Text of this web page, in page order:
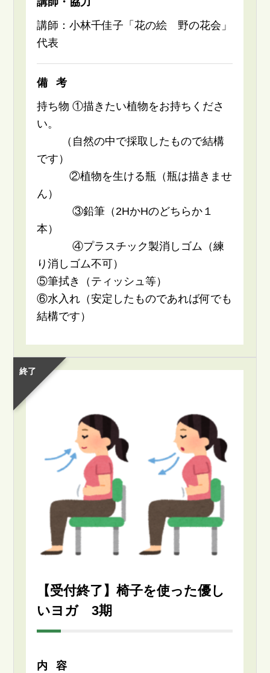
講師：小林千佳子「花の絵 野の花会」
代表
備考
持ち物 ①描きたい植物をお持ちくださ
い。
（自然の中で採取したもので結構
です）
②植物を生ける瓶（瓶は描きませ
ん）
③鉛筆（2HかHのどちらか１
本）
④プラスチック製消しゴム（練
り消しゴム不可）
⑤筆拭き（ティッシュ等）
⑥水入れ（安定したものであれば何でも
結構です）
終了
【受付終了】椅子を使った優し
いヨガ 3期
内容